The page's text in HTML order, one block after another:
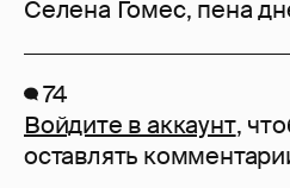
Селена Гомес, пена
74
Войдите в аккаунт,
оставлять